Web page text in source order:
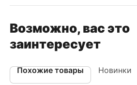
Возможно, вас это
заинтересует
Похожие товары Новинки